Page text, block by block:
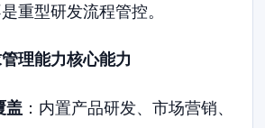
重型研发流程管控。
理能力核心能力
盖：内置产品研发、市场营销、